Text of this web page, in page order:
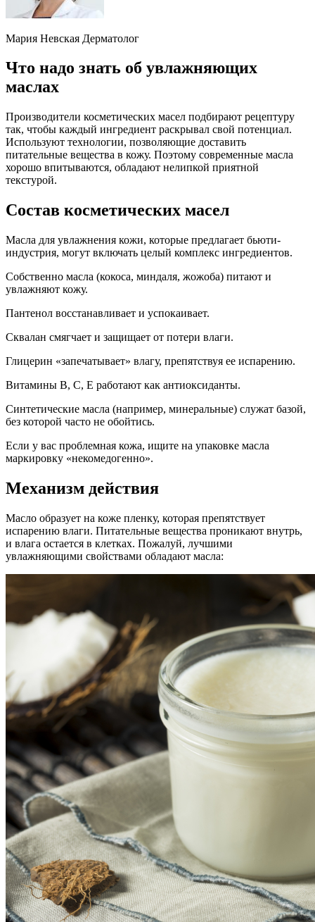
Мария Невская Дерматолог
Что надо знать об увлажняющих
маслах
Производители косметических масел подбирают рецептуру
так, чтобы каждый ингредиент раскрывал свой потенциал.
Используют технологии, позволяющие доставить
питательные вещества в кожу. Поэтому современные масла
хорошо впитываются, обладают нелипкой приятной
текстурой.
Состав косметических масел
Масла для увлажнения кожи, которые предлагает бьюти-
индустрия, могут включать целый комплекс ингредиентов.
Собственно масла (кокоса, миндаля, жожоба) питают и
увлажняют кожу.
Пантенол восстанавливает и успокаивает.
Сквалан смягчает и защищает от потери влаги.
Глицерин «запечатывает» влагу, препятствуя ее испарению.
Витамины В, C, Е работают как антиоксиданты.
Синтетические масла (например, минеральные) служат базой,
без которой часто не обойтись.
Если у вас проблемная кожа, ищите на упаковке масла
маркировку «некомедогенно».
Механизм действия
Масло образует на коже пленку, которая препятствует
испарению влаги. Питательные вещества проникают внутрь,
и влага остается в клетках. Пожалуй, лучшими
увлажняющими свойствами обладают масла: